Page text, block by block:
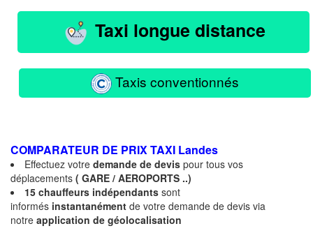
Taxi longue distance
Taxis conventionnés
COMPARATEUR DE PRIX TAXI Landes
Effectuez votre demande de devis pour tous vos
déplacements ( GARE / AEROPORTS ..)
15 chauffeurs indépendants sont
informés instantanément de votre demande de devis via
notre application de géolocalisation